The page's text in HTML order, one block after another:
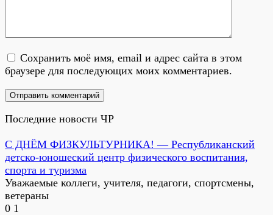
Сохранить моё имя, email и адрес сайта в этом
браузере для последующих моих комментариев.
Последние новости ЧР
С ДНЁМ ФИЗКУЛЬТУРНИКА! — Республиканский
детско-юношеский центр физического воспитания,
спорта и туризма
Уважаемые коллеги, учителя, педагоги, спортсмены,
ветераны
0 1